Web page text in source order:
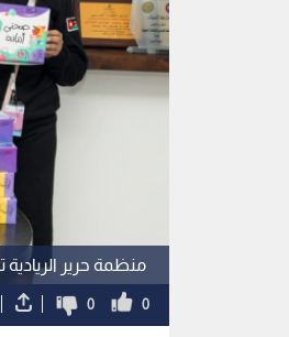
منظمة حرير
0
0